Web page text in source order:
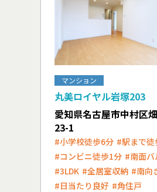
マンション
丸美ロイヤル岩塚203
愛知県名古屋市中村区
23-1
#小学校徒歩6分 #駅まで徒
#コンビニ徒歩1分 #南面バ
#3LDK #全居室収納 #南向
#日当たり良好 #角住戸